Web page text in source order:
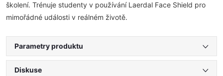
školení. Trénuje studenty v používání Laerdal Face Shield pro
mimořádné události v reálném životě.
Parametry produktu
Diskuse